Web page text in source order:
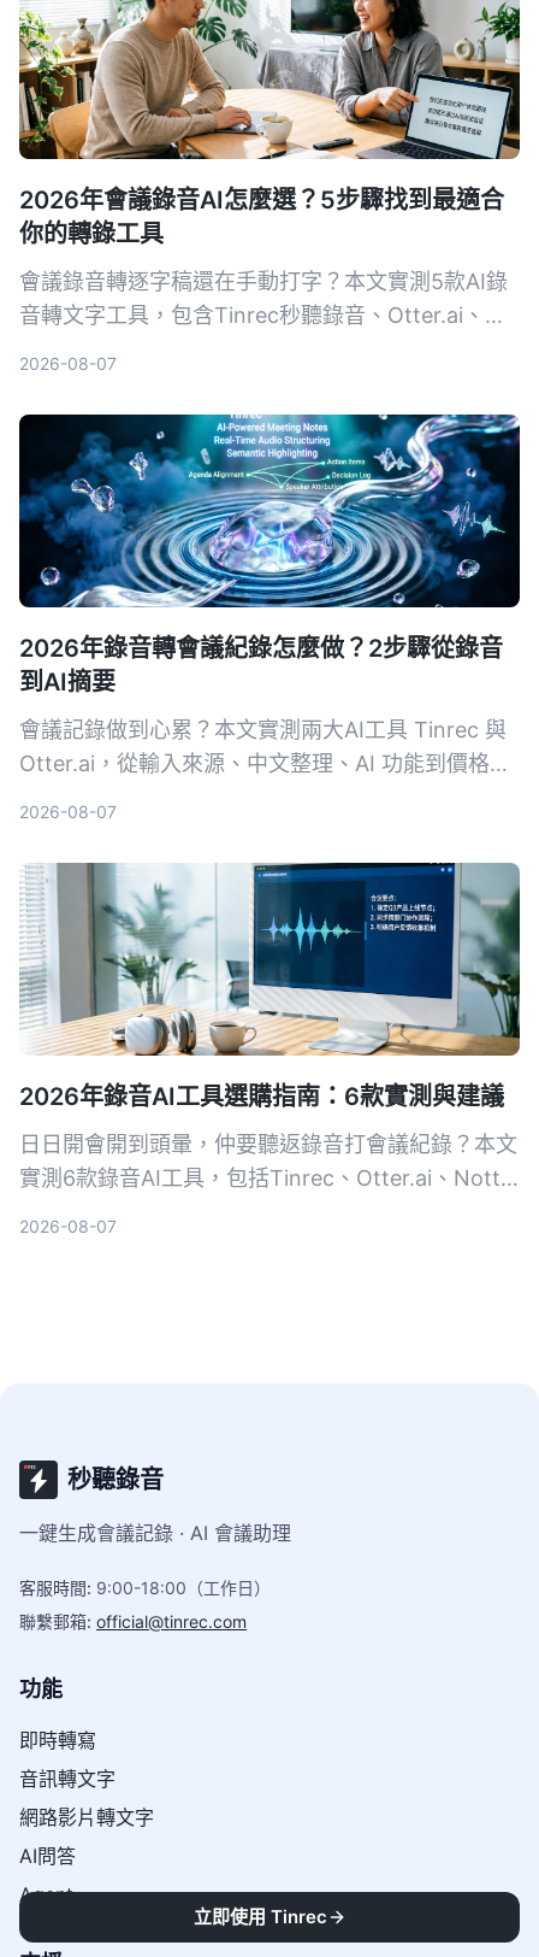
2026年會議錄音AI怎麼選？5步驟找到最適合
你的轉錄工具
會議錄音轉逐字稿還在手動打字？本文實測5款AI錄
音轉文字工具，包含Tinrec秒聽錄音、Otter.ai、
的會議記錄幫手。
2026-08-07
2026年錄音轉會議紀錄怎麼做？2步驟從錄音
到AI摘要
會議記錄做到心累？本文實測兩大AI工具 Tinrec 與
Otter.ai，從輸入來源、中文整理、AI 功能到價格方
2026-08-07
2026年錄音AI工具選購指南：6款實測與建議
日日開會開到頭暈，仲要聽返錄音打會議紀錄？本文
實測6款錄音AI工具，包括Tinrec、Otter.ai、Notta
2026-08-07
秒聽錄音
一鍵生成會議記錄 · AI 會議助理
客服時間: 9:00-18:00（工作日）
聯繫郵箱: official@tinrec.com
功能
即時轉寫
音訊轉文字
網路影片轉文字
AI問答
Agent
立即使用 Tinrec